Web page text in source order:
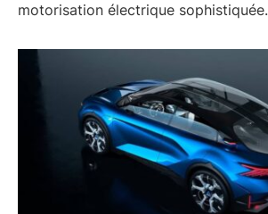
motorisation électrique sophistiquée.